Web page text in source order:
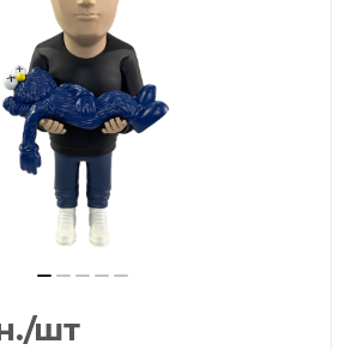
/шт